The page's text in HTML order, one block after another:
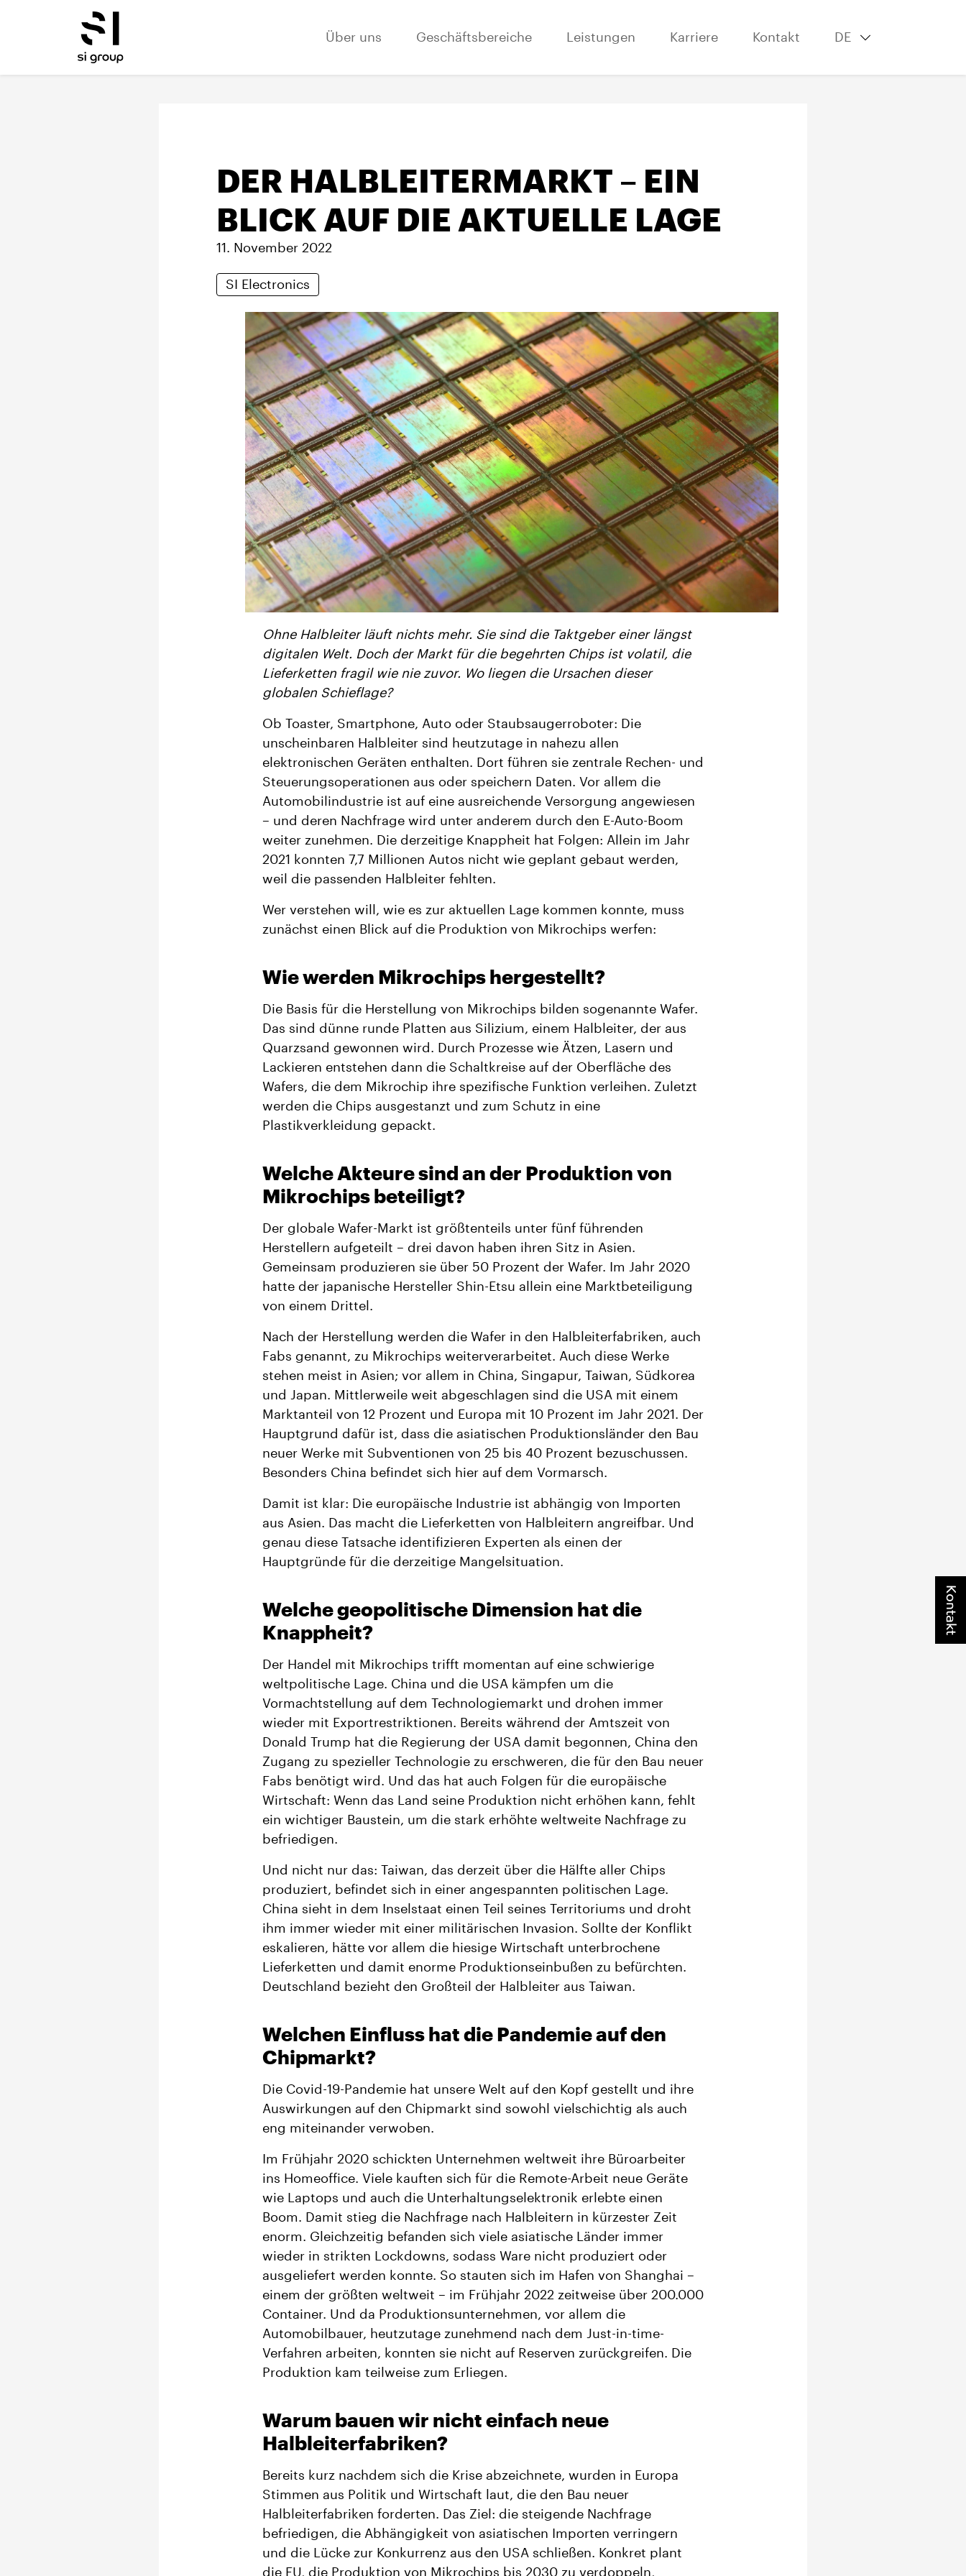
Über uns Geschäftsbereiche Leistungen Karriere Kontakt DE
DER HALBLEITERMARKT – EIN
BLICK AUF DIE AKTUELLE LAGE
11. November 2022
SI Electronics
Ohne Halbleiter läuft nichts mehr. Sie sind die Taktgeber einer längst
digitalen Welt. Doch der Markt für die begehrten Chips ist volatil, die
Lieferketten fragil wie nie zuvor. Wo liegen die Ursachen dieser
globalen Schieflage?
Ob Toaster, Smartphone, Auto oder Staubsaugerroboter: Die
unscheinbaren Halbleiter sind heutzutage in nahezu allen
elektronischen Geräten enthalten. Dort führen sie zentrale Rechen- und
Steuerungsoperationen aus oder speichern Daten. Vor allem die
Automobilindustrie ist auf eine ausreichende Versorgung angewiesen
– und deren Nachfrage wird unter anderem durch den E-Auto-Boom
weiter zunehmen. Die derzeitige Knappheit hat Folgen: Allein im Jahr
2021 konnten 7,7 Millionen Autos nicht wie geplant gebaut werden,
weil die passenden Halbleiter fehlten.
Wer verstehen will, wie es zur aktuellen Lage kommen konnte, muss
zunächst einen Blick auf die Produktion von Mikrochips werfen:
Wie werden Mikrochips hergestellt?
Die Basis für die Herstellung von Mikrochips bilden sogenannte Wafer.
Das sind dünne runde Platten aus Silizium, einem Halbleiter, der aus
Quarzsand gewonnen wird. Durch Prozesse wie Ätzen, Lasern und
Lackieren entstehen dann die Schaltkreise auf der Oberfläche des
Wafers, die dem Mikrochip ihre spezifische Funktion verleihen. Zuletzt
werden die Chips ausgestanzt und zum Schutz in eine
Plastikverkleidung gepackt.
Welche Akteure sind an der Produktion von
Mikrochips beteiligt?
Der globale Wafer-Markt ist größtenteils unter fünf führenden
Herstellern aufgeteilt – drei davon haben ihren Sitz in Asien.
Gemeinsam produzieren sie über 50 Prozent der Wafer. Im Jahr 2020
hatte der japanische Hersteller Shin-Etsu allein eine Marktbeteiligung
von einem Drittel.
Nach der Herstellung werden die Wafer in den Halbleiterfabriken, auch
Fabs genannt, zu Mikrochips weiterverarbeitet. Auch diese Werke
stehen meist in Asien; vor allem in China, Singapur, Taiwan, Südkorea
und Japan. Mittlerweile weit abgeschlagen sind die USA mit einem
Marktanteil von 12 Prozent und Europa mit 10 Prozent im Jahr 2021. Der
Hauptgrund dafür ist, dass die asiatischen Produktionsländer den Bau
neuer Werke mit Subventionen von 25 bis 40 Prozent bezuschussen.
Besonders China befindet sich hier auf dem Vormarsch.
Damit ist klar: Die europäische Industrie ist abhängig von Importen
aus Asien. Das macht die Lieferketten von Halbleitern angreifbar. Und
genau diese Tatsache identifizieren Experten als einen der
Hauptgründe für die derzeitige Mangelsituation.
Welche geopolitische Dimension hat die
Knappheit?
Der Handel mit Mikrochips trifft momentan auf eine schwierige
weltpolitische Lage. China und die USA kämpfen um die
Vormachtstellung auf dem Technologiemarkt und drohen immer
wieder mit Exportrestriktionen. Bereits während der Amtszeit von
Donald Trump hat die Regierung der USA damit begonnen, China den
Zugang zu spezieller Technologie zu erschweren, die für den Bau neuer
Fabs benötigt wird. Und das hat auch Folgen für die europäische
Wirtschaft: Wenn das Land seine Produktion nicht erhöhen kann, fehlt
ein wichtiger Baustein, um die stark erhöhte weltweite Nachfrage zu
befriedigen.
Und nicht nur das: Taiwan, das derzeit über die Hälfte aller Chips
produziert, befindet sich in einer angespannten politischen Lage.
China sieht in dem Inselstaat einen Teil seines Territoriums und droht
ihm immer wieder mit einer militärischen Invasion. Sollte der Konflikt
eskalieren, hätte vor allem die hiesige Wirtschaft unterbrochene
Lieferketten und damit enorme Produktionseinbußen zu befürchten.
Deutschland bezieht den Großteil der Halbleiter aus Taiwan.
Welchen Einfluss hat die Pandemie auf den
Chipmarkt?
Die Covid-19-Pandemie hat unsere Welt auf den Kopf gestellt und ihre
Auswirkungen auf den Chipmarkt sind sowohl vielschichtig als auch
eng miteinander verwoben.
Im Frühjahr 2020 schickten Unternehmen weltweit ihre Büroarbeiter
ins Homeoffice. Viele kauften sich für die Remote-Arbeit neue Geräte
wie Laptops und auch die Unterhaltungselektronik erlebte einen
Boom. Damit stieg die Nachfrage nach Halbleitern in kürzester Zeit
enorm. Gleichzeitig befanden sich viele asiatische Länder immer
wieder in strikten Lockdowns, sodass Ware nicht produziert oder
ausgeliefert werden konnte. So stauten sich im Hafen von Shanghai –
einem der größten weltweit – im Frühjahr 2022 zeitweise über 200.000
Container. Und da Produktionsunternehmen, vor allem die
Automobilbauer, heutzutage zunehmend nach dem Just-in-time-
Verfahren arbeiten, konnten sie nicht auf Reserven zurückgreifen. Die
Produktion kam teilweise zum Erliegen.
Warum bauen wir nicht einfach neue
Halbleiterfabriken?
Bereits kurz nachdem sich die Krise abzeichnete, wurden in Europa
Stimmen aus Politik und Wirtschaft laut, die den Bau neuer
Halbleiterfabriken forderten. Das Ziel: die steigende Nachfrage
befriedigen, die Abhängigkeit von asiatischen Importen verringern
und die Lücke zur Konkurrenz aus den USA schließen. Konkret plant
die EU, die Produktion von Mikrochips bis 2030 zu verdoppeln,
Kontakt